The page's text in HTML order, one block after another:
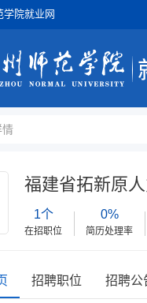
学院就业网
情
福建省拓新原
1个
在招职位
0%
简历处理率
招聘职位 招聘公